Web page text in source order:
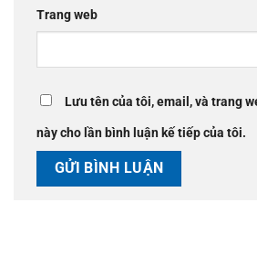
Trang web
Lưu tên của tôi, email, và trang
này cho lần bình luận kế tiếp của tôi.